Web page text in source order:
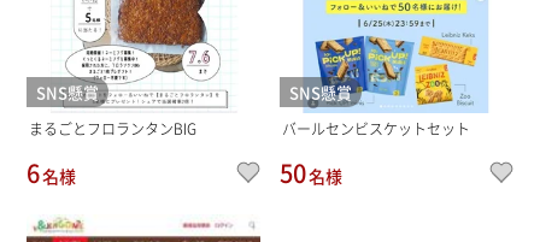
SNS懸賞
まるごとフロランタンBIG
6名様
SNS懸賞
バールセンビスケットセット
50名様